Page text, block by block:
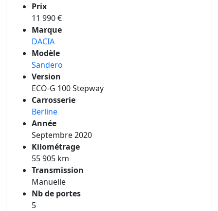
Prix
11 990 €
Marque
DACIA
Modèle
Sandero
Version
ECO-G 100 Stepway
Carrosserie
Berline
Année
Septembre 2020
Kilométrage
55 905 km
Transmission
Manuelle
Nb de portes
5